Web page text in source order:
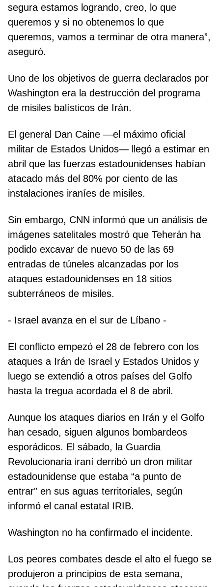
segura estamos logrando, creo, lo que
queremos y si no obtenemos lo que
queremos, vamos a terminar de otra manera”,
aseguró.
Uno de los objetivos de guerra declarados por
Washington era la destrucción del programa
de misiles balísticos de Irán.
El general Dan Caine —el máximo oficial
militar de Estados Unidos— llegó a estimar en
abril que las fuerzas estadounidenses habían
atacado más del 80% por ciento de las
instalaciones iraníes de misiles.
Sin embargo, CNN informó que un análisis de
imágenes satelitales mostró que Teherán ha
podido excavar de nuevo 50 de las 69
entradas de túneles alcanzadas por los
ataques estadounidenses en 18 sitios
subterráneos de misiles.
- Israel avanza en el sur de Líbano -
El conflicto empezó el 28 de febrero con los
ataques a Irán de Israel y Estados Unidos y
luego se extendió a otros países del Golfo
hasta la tregua acordada el 8 de abril.
Aunque los ataques diarios en Irán y el Golfo
han cesado, siguen algunos bombardeos
esporádicos. El sábado, la Guardia
Revolucionaria iraní derribó un dron militar
estadounidense que estaba “a punto de
entrar” en sus aguas territoriales, según
informó el canal estatal IRIB.
Washington no ha confirmado el incidente.
Los peores combates desde el alto el fuego se
produjeron a principios de esta semana,